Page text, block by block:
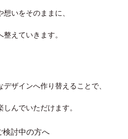
いをそのままに、
えていきます。
ザインへ作り替えることで、
んでいただけます。
検討中の方へ